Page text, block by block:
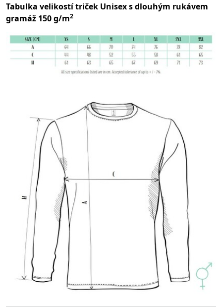
Tabulka velikostí triček Unisex s dlouhým rukávem
gramáž 150 g/m2